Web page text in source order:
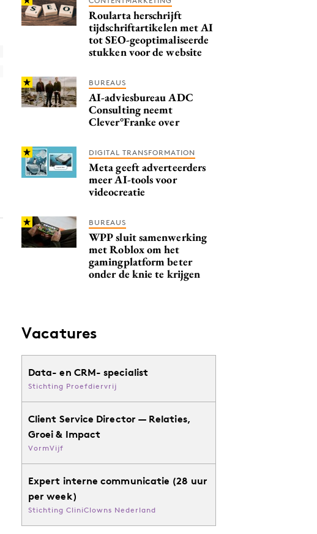
Roularta herschrijft
tijdschriftartikelen met AI
tot SEO-geoptimaliseerde
stukken voor de website
BUREAUS
AI-adviesbureau ADC
Consulting neemt
Clever°Franke over
DIGITAL TRANSFORMATION
Meta geeft adverteerders
meer AI-tools voor
videocreatie
BUREAUS
WPP sluit samenwerking
met Roblox om het
gamingplatform beter
onder de knie te krijgen
Vacatures
Data- en CRM- specialist
Stichting Proefdiervrij
Client Service Director — Relaties,
Groei & Impact
VormVijf
Expert interne communicatie (28 uur
per week)
Stichting CliniClowns Nederland